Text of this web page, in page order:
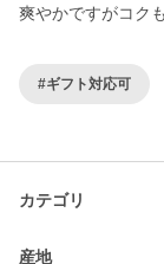
爽やかですがコク
#ギフト対応可
カテゴリ
産地